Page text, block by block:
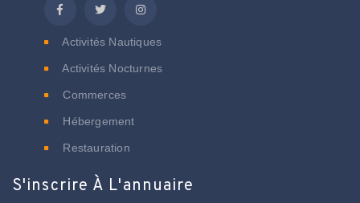
Activités Nautiques
Activités Nocturnes
Commerces
Hébergement
Restauration
S'inscrire À L'annuaire